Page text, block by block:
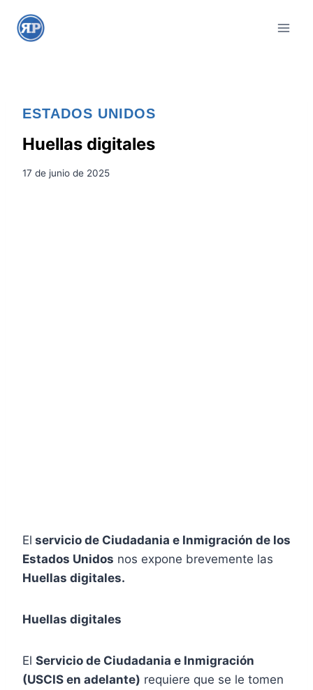
ESTADOS UNIDOS
Huellas digitales
17 de junio de 2025
El servicio de Ciudadania e Inmigración de los
Estados Unidos nos expone brevemente las
Huellas digitales.
Huellas digitales
El Servicio de Ciudadania e Inmigración
(USCIS en adelante) requiere que se le tomen